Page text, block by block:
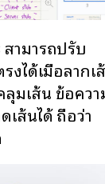
ามารถปรับ
งได้เมื่อลากเ
ลุมเส้น ข้อควา
ส้นได้ ถือว่า